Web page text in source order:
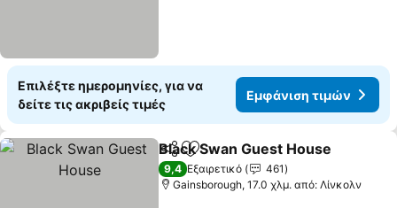
Επιλέξτε ημερομηνίες, για να
δείτε τις ακριβείς τιμές
Εμφάνιση τιμών
Κοινοποίηση
Προσθήκη στα αγαπημένα
Black Swan Guest House
9,4 Εξαιρετικό
461
Gainsborough, 17.0 χλμ. από: Λίνκολν